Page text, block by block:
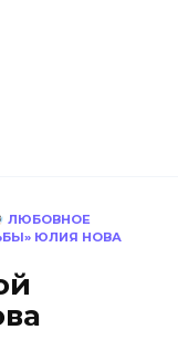
ЛЮБОВНОЕ
ЮЛИЯ НОВА